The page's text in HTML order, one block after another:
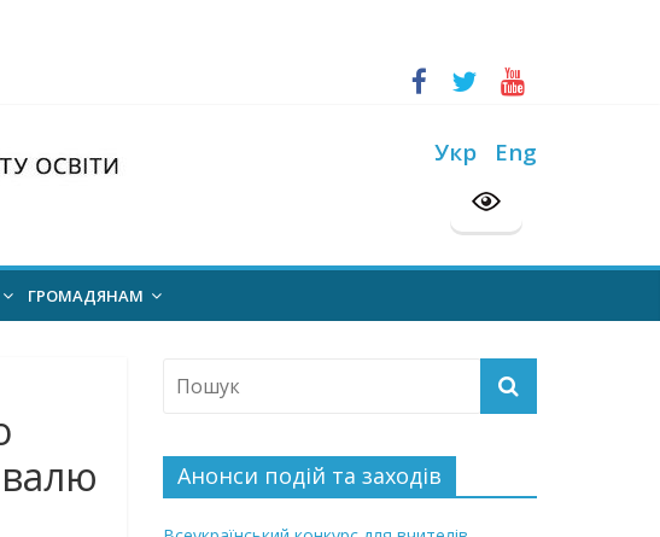
Сотні на 2026/2027 н. р.
Укр Eng
ГРОМАДЯНАМ
Анонси подій та заходів